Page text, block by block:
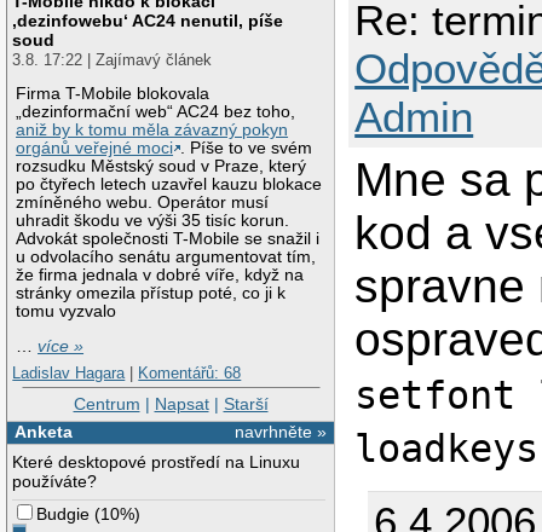
‚dezinfowebu‘ AC24 nenutil, píše
soud
3.8. 17:22 | Zajímavý článek
Firma T-Mobile blokovala
„dezinformační web“ AC24 bez toho,
aniž by k tomu měla závazný pokyn
orgánů veřejné moci . Píše to ve svém
rozsudku Městský soud v Praze, který
po čtyřech letech uzavřel kauzu blokace
zmíněného webu. Operátor musí
uhradit škodu ve výši 35 tisíc korun.
Advokát společnosti T-Mobile se snažil i
u odvolacího senátu argumentovat tím,
že firma jednala v dobré víře, když na
stránky omezila přístup poté, co ji k
tomu vyzvalo
…více »
Ladislav Hagara | Komentářů: 68
Centrum | Napsat| Starší
navrhněte »
Anketa
Které desktopové prostředí na Linuxu
používáte?
Budgie (10%)
Re:
Admin
Mne sa
kod a
spravne
setfont